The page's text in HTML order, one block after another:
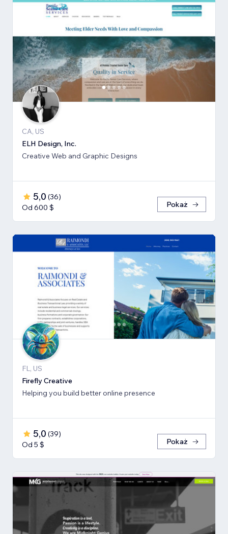
CA, US
ELH Design, Inc.
Creative Web and Graphic Designs
5,0 (36)
Od 600 $
Pokaż
FL, US
Firefly Creative
Helping you build better online presence
5,0 (39)
Od 5 $
Pokaż